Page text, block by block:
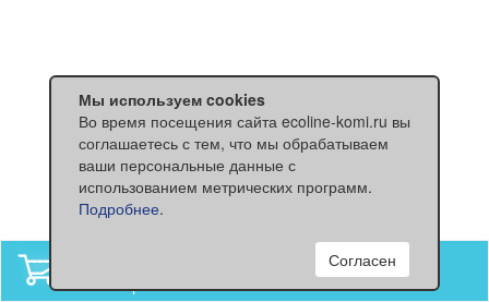
нет товаров
Мы используем cookies
Во время посещения сайта ecoline-komi.ru вы
соглашаетесь с тем, что мы обрабатываем
ваши персональные данные с
использованием метрических программ.
Подробнее.
Согласен